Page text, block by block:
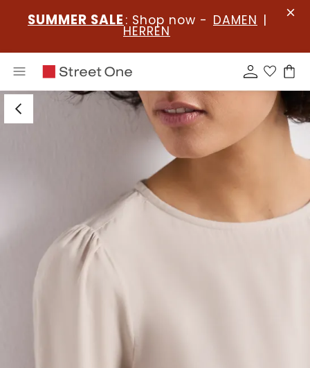
SUMMER SALE : Shop now - DAMEN |
HERREN